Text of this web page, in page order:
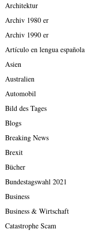
Architektur
Archiv 1980 er
Archiv 1990 er
Artículo en lengua española
Asien
Australien
Automobil
Bild des Tages
Blogs
Breaking News
Brexit
Bücher
Bundestagswahl 2021
Business
Business & Wirtschaft
Catastrophe Scam